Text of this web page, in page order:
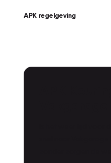
APK regelgeving